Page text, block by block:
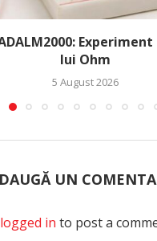
lui Ohm
5 August 2026
UN
logged in to post a